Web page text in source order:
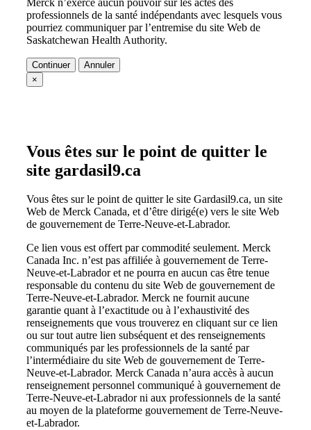
professionnels de la santé indépendants avec lesquels vous
pourriez communiquer par l’entremise du site Web de
Saskatchewan Health Authority.
Continuer
Annuler
×
Vous êtes sur le point de quitter le
site gardasil9.ca
Vous êtes sur le point de quitter le site Gardasil9.ca, un site
Web de Merck Canada, et d’être dirigé(e) vers le site Web
de gouvernement de Terre-Neuve-et-Labrador.
Ce lien vous est offert par commodité seulement. Merck
Canada Inc. n’est pas affiliée à gouvernement de Terre-
Neuve-et-Labrador et ne pourra en aucun cas être tenue
responsable du contenu du site Web de gouvernement de
Terre-Neuve-et-Labrador. Merck ne fournit aucune
garantie quant à l’exactitude ou à l’exhaustivité des
renseignements que vous trouverez en cliquant sur ce lien
ou sur tout autre lien subséquent et des renseignements
communiqués par les professionnels de la santé par
l’intermédiaire du site Web de gouvernement de Terre-
Neuve-et-Labrador. Merck Canada n’aura accès à aucun
renseignement personnel communiqué à gouvernement de
Terre-Neuve-et-Labrador ni aux professionnels de la santé
au moyen de la plateforme gouvernement de Terre-Neuve-
et-Labrador.